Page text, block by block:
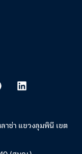
าซ่า แขวงลุมพินี เขต